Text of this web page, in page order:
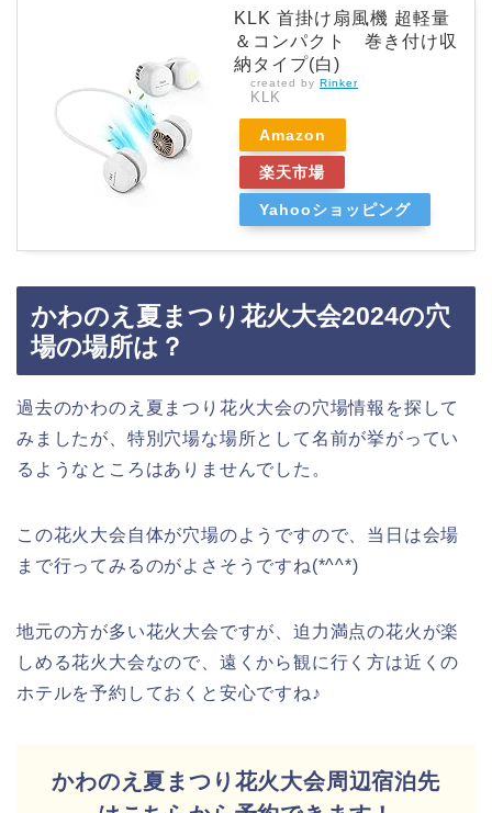
KLK 首掛け扇風機 超軽量
＆コンパクト 巻き付け収
納タイプ(白)
created by Rinker
KLK
Amazon
楽天市場
Yahooショッピング
かわのえ夏まつり花火大会2024の穴
場の場所は？
過去のかわのえ夏まつり花火大会の穴場情報を探して
みましたが、特別穴場な場所として名前が挙がってい
るようなところはありませんでした。
この花火大会自体が穴場のようですので、当日は会場
まで行ってみるのがよさそうですね(*^^*)
地元の方が多い花火大会ですが、迫力満点の花火が楽
しめる花火大会なので、遠くから観に行く方は近くの
ホテルを予約しておくと安心ですね♪
かわのえ夏まつり花火大会周辺宿泊先